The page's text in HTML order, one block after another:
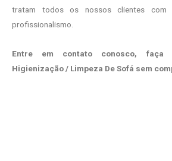
tratam todos os nossos clientes
profissionalismo.
Entre em contato conosco, faça
Higienização / Limpeza De Sofá sem